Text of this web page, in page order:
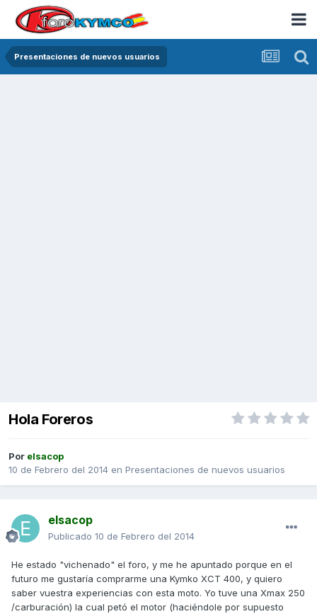
Presentaciones de nuevos usuarios
Hola Foreros
Por elsacop
10 de Febrero del 2014 en Presentaciones de nuevos usuarios
elsacop
Publicado 10 de Febrero del 2014
He estado "vichenado" el foro, y me he apuntado porque en el
futuro me gustaría comprarme una Kymko XCT 400, y quiero
saber vuestra experiencias con esta moto. Yo tuve una Xmax 250
/carburación) la cual petó el motor (haciéndole por supuesto